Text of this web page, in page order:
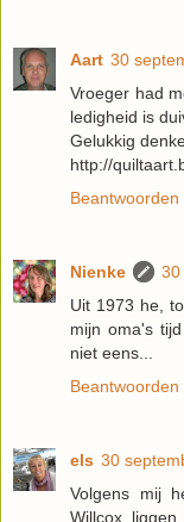
Aart 30
Vroeger had
ledigheid is
Gelukkig
http://
Beantwoorden
Nienke
30
Uit 1973 he,
mijn oma's
niet eens...
Beantwoorden
els 30
Volgens mij
Willcox